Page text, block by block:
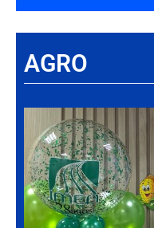
AGRO